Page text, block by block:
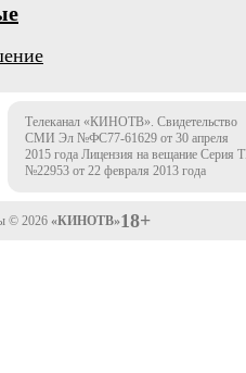
Телеканал «КИНОТВ». Свидетельство
СМИ Эл №ФС77-61629 от 30 апреля
2015 года Лицензия на вещание Серия
№22953 от 22 февраля 2013 года
© 2026 «КИНОТВ»18+